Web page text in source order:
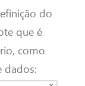
do
que é
como
dados: